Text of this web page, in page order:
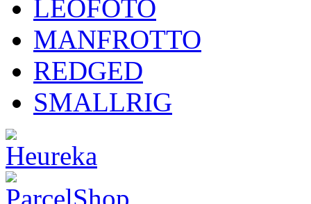
LEOFOTO
MANFROTTO
REDGED
SMALLRIG